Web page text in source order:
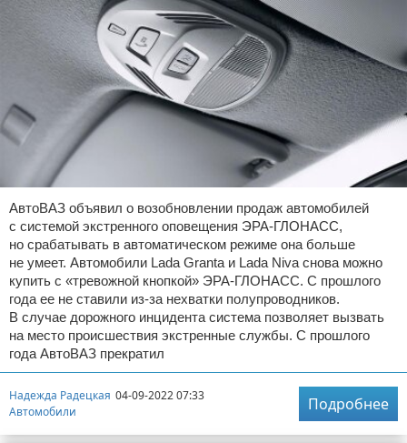
АвтоВАЗ объявил о возобновлении продаж автомобилей
с системой экстренного оповещения ЭРА-ГЛОНАСС,
но срабатывать в автоматическом режиме она больше
не умеет. Автомобили Lada Granta и Lada Niva снова можно
купить с «тревожной кнопкой» ЭРА-ГЛОНАСС. С прошлого
года ее не ставили из-за нехватки полупроводников.
В случае дорожного инцидента система позволяет вызвать
на место происшествия экстренные службы. С прошлого
года АвтоВАЗ прекратил
Надежда Радецкая 04-09-2022 07:33
Автомобили
Подробнее